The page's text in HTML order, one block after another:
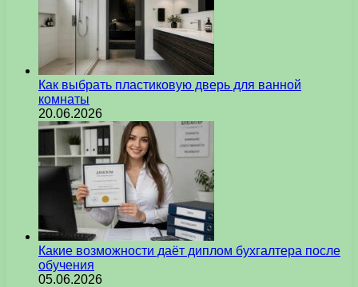
Как выбрать пластиковую дверь для ванной
комнаты
20.06.2026
Какие возможности даёт диплом бухгалтера после
обучения
05.06.2026